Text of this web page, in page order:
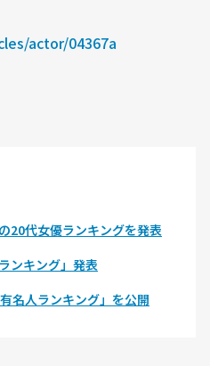
actor/04367a
20代女優ランキングを発表
ンキング」発表
名人ランキング」を公開